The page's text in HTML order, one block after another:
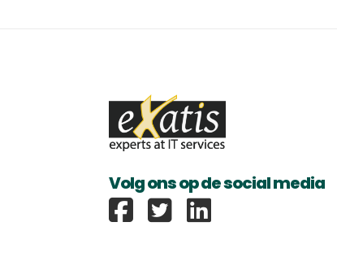
Volg ons op de social media
Exatis Facebook